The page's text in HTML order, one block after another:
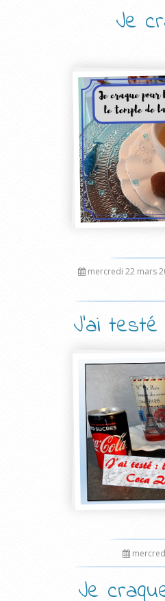
Je
mercredi 22 mars
J’ai
Je